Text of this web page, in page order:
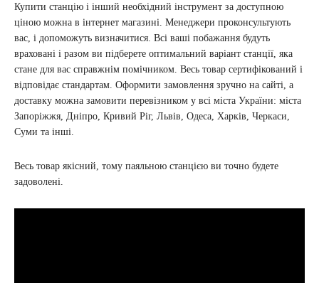
Купити станцію і інший необхідний інструмент за доступною
ціною можна в інтернет магазині. Менеджери проконсультують
вас, і допоможуть визначитися. Всі ваші побажання будуть
враховані і разом ви підберете оптимальний варіант станції, яка
стане для вас справжнім помічником. Весь товар сертифікований і
відповідає стандартам. Оформити замовлення зручно на сайті, а
доставку можна замовити перевізником у всі міста України: міста
Запоріжжя, Дніпро, Кривий Ріг, Львів, Одеса, Харків, Черкаси,
Суми та інші.
Весь товар якісний, тому паяльною станцією ви точно будете
задоволені.